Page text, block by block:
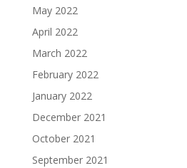
May 2022
April 2022
March 2022
February 2022
January 2022
December 2021
October 2021
September 2021